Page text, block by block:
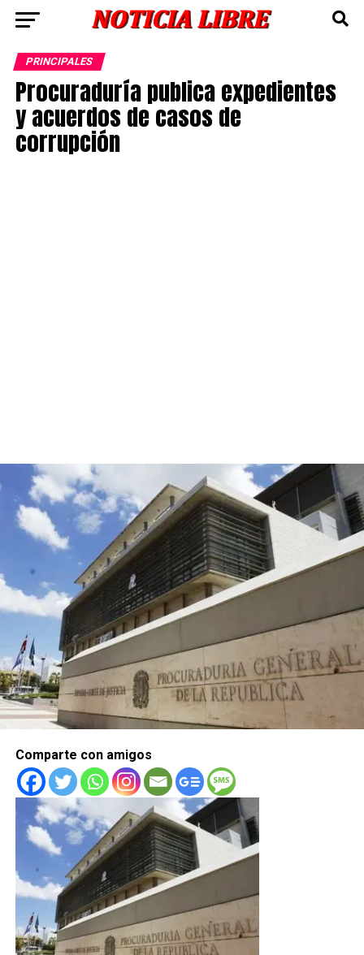
PRINCIPALES
Procuraduría publica expedientes
y acuerdos de casos de
corrupción
Comparte con amigos